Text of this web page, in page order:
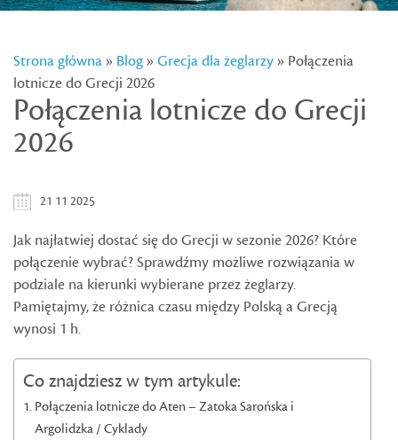
Strona główna» Blog»Grecja dla żeglarzy» Połączenia
lotnicze do Grecji 2026
Połączenia lotnicze do Grecji
2026
21 11 2025
Jak najłatwiej dostać się do Grecji w sezonie 2026? Które
połączenie wybrać? Sprawdźmy możliwe rozwiązania w
podziale na kierunki wybierane przez żeglarzy.
Pamiętajmy, że różnica czasu między Polską a Grecją
wynosi 1 h.
Co znajdziesz w tym artykule:
Połączenia lotnicze do Aten – Zatoka Sarońska i
Argolidzka / Cyklady